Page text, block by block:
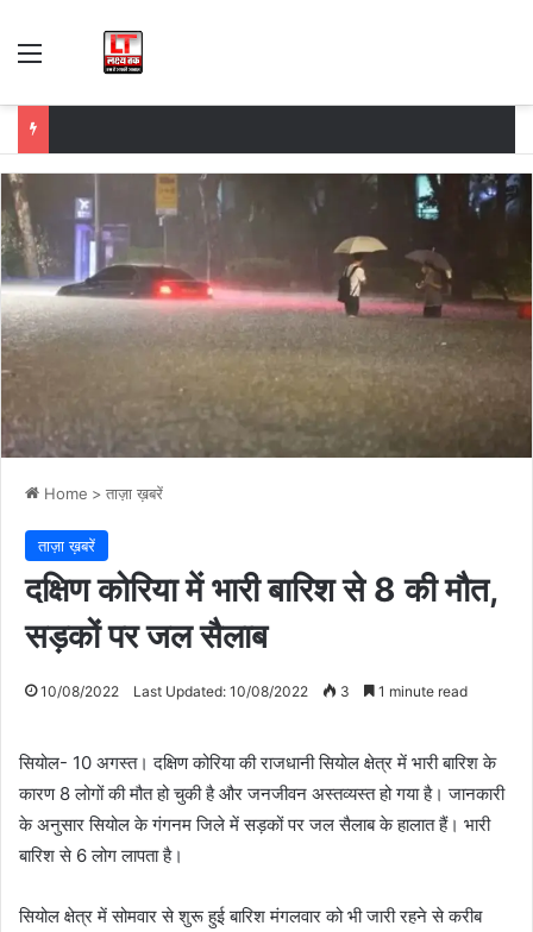
Menu
Home > ताज़ा ख़बरें
ताज़ा ख़बरें
दक्षिण कोरिया में भारी बारिश से 8 की मौत,
सड़कों पर जल सैलाब
10/08/2022 Last Updated: 10/08/2022 3 1 minute read
सियोल- 10 अगस्त। दक्षिण कोरिया की राजधानी सियोल क्षेत्र में भारी बारिश के
कारण 8 लोगों की मौत हो चुकी है और जनजीवन अस्तव्यस्त हो गया है। जानकारी
के अनुसार सियोल के गंगनम जिले में सड़कों पर जल सैलाब के हालात हैं। भारी
बारिश से 6 लोग लापता है।
सियोल क्षेत्र में सोमवार से शुरू हुई बारिश मंगलवार को भी जारी रहने से करीब